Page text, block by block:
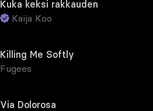
Kuka keksi rakkauden
Kaija Koo
Killing Me Softly
Fugees
Via Dolorosa